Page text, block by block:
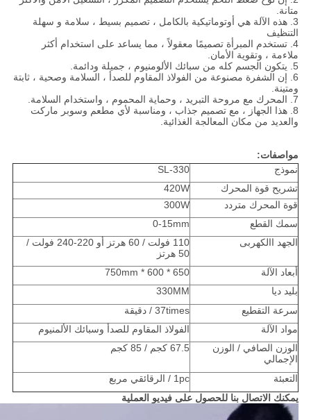
متانة.
3. هذه الآلة هي أوتوماتيكية بالكامل ، تصميم بسيط ، سلامة و سهلة
التنظيف
4. تستخدم المبرأة تصميمًا معقولاً ، مما يساعد على استخدام أكثر
ملاءمة ، وتقوية الأمان.
5. يتكون الجسم كله من سبائك الألومنيوم ، جميلة ودائمة.
6. إن الشفرة مصنوعة من الفولاذ المقاوم للصدأ ، السلامة وصحية ، ثابتة
ومتينة.
7. المحرك مع مروحة التبريد ، وحماية المحموم ، واستخدام السلامة.
8. هذا الجهاز ، مع تصميم جذاب ، ومناسبة لأي مطعم وسوبر ماركت
والعديد من مكان المعالجة الغذائية.
مواصفات:
نموذج
SL-330
تشريح قوة المحرك
420W
قوة المحرك متردد
300W
سمك القطع
0-15mm
الجهد االكهربى
110 فولت / 60 هرتز أو 220-240 فولت /
50 هرتز
أبعاد الآلة
650 * 600 * 750mm
بليد ديا
330MM
سرعة التقطيع
37times / دقيقة
مواد الآلة
الفولاذ المقاوم للصدأ وسبائك الألمنيوم
الوزن الصافي / الوزن
الإجمالي
67.5 كجم / 85 كجم
التعبئة
1pc / الرقائقي مربع
يمكنك الاتصال بنا للحصول على فيديو العملية